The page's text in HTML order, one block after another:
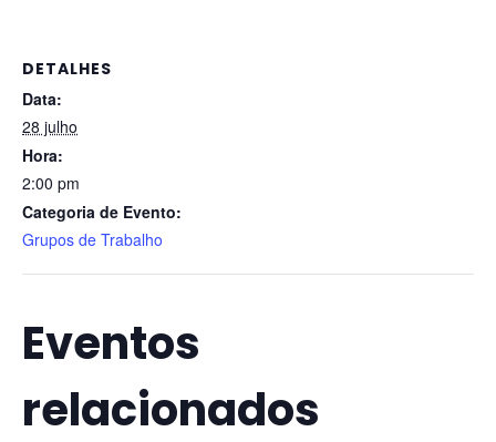
DETALHES
Data:
28 julho
Hora:
2:00 pm
Categoria de Evento:
Grupos de Trabalho
Eventos
relacionados